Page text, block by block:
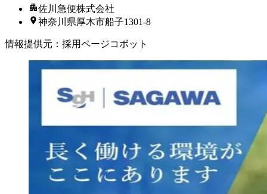
佐川急便株式会社
神奈川県厚木市船子1301-8
情報提供元 ： 採用ページコボット